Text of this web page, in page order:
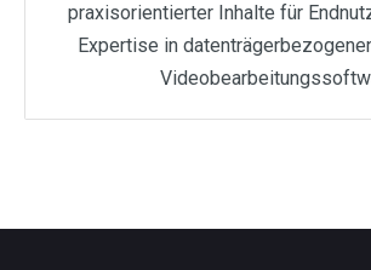
praxisorientierter Inhalte für
Expertise in